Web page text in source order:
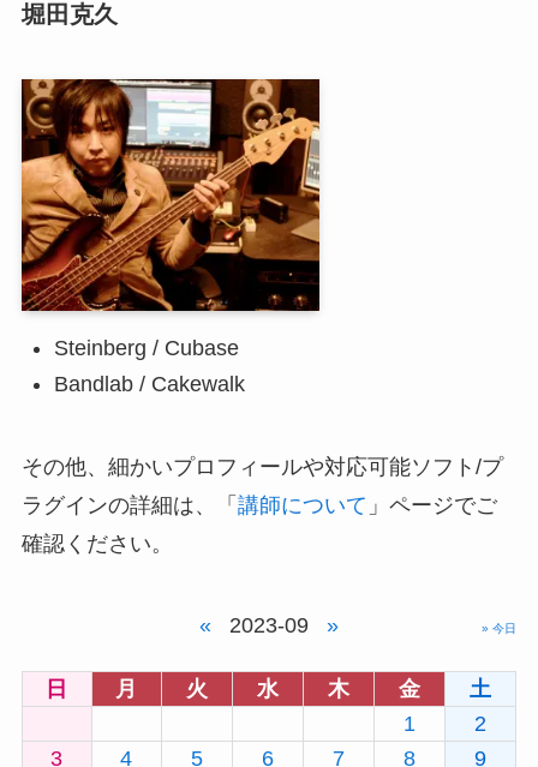
堀田克久
Steinberg / Cubase
Bandlab / Cakewalk
その他、細かいプロフィールや対応可能ソフト/プ
ラグインの詳細は、「 講師について 」ページでご
確認ください。
« 2023-09 » » 今日
日 月 火 水 木 金
土
1
2
3
4 5 6 7 8
9